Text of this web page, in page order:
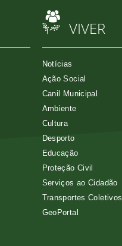
VIVER
Notícias
Ação Social
Canil Municipal
Ambiente
Cultura
Desporto
Educação
Proteção Civil
Serviços ao Cidadão
Transportes Coletivos
GeoPortal